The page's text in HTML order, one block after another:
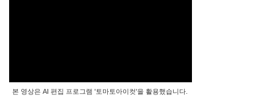
본 영상은 AI 편집 프로그램 '토마토아이컷'을 활용했습니다.